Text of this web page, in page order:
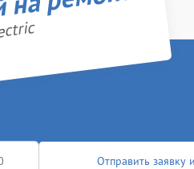
Отправить заявку